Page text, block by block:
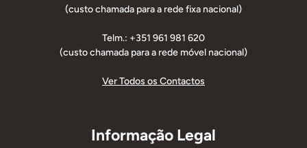
(custo chamada para a rede fixa nacional)
Telm.: +351 961 981 620
(custo chamada para a rede móvel nacional)
Ver Todos os Contactos
Informação Legal